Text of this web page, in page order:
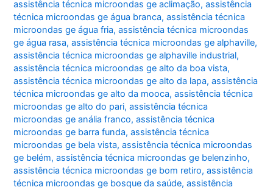
assistência técnica microondas ge aclimação,assistência
técnica microondas ge água branca,assistência técnica
microondas ge água fria,assistência técnica microondas
ge água rasa,assistência técnica microondas ge alphaville,
assistência técnica microondas ge alphaville industrial,
assistência técnica microondas ge alto da boa vista,
assistência técnica microondas ge alto da lapa,assistência
técnica microondas ge alto da mooca,assistência técnica
microondas ge alto do pari,assistência técnica
microondas ge anália franco,assistência técnica
microondas ge barra funda,assistência técnica
microondas ge bela vista,assistência técnica microondas
ge belém,assistência técnica microondas ge belenzinho,
assistência técnica microondas ge bom retiro,assistência
técnica microondas ge bosque da saúde,assistência